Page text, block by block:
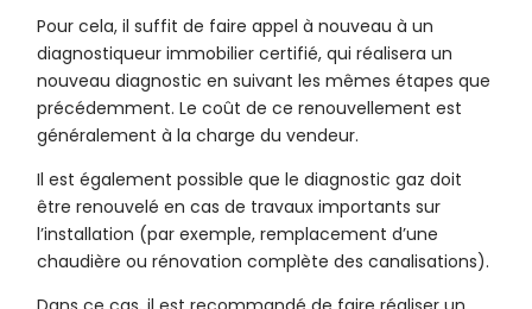
Pour cela, il suffit de faire appel à nouveau à un
diagnostiqueur immobilier certifié, qui réalisera un
nouveau diagnostic en suivant les mêmes étapes que
précédemment. Le coût de ce renouvellement est
généralement à la charge du vendeur.
Il est également possible que le diagnostic gaz doit
être renouvelé en cas de travaux importants sur
l’installation (par exemple, remplacement d’une
chaudière ou rénovation complète des canalisations).